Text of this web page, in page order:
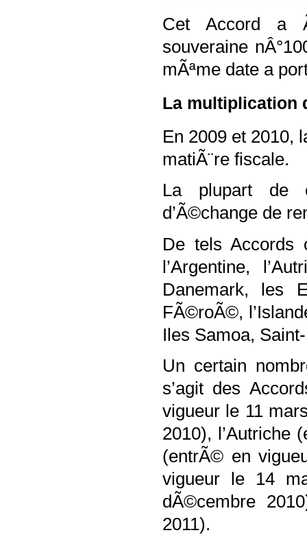
Cet Accord a
souveraine
mÃªme date a
La multiplication
En 2009 et 2010,
matiÃ¨re fiscale.
La plupart de
d’Ã©change de
De tels Accords
l’Argentine,
Danemark, les
FÃ©roÃ©,
Iles Samoa,
Un certain
s’agit des
vigueur le 11
2010), l’Autriche
(entrÃ© en
vigueur le 14
dÃ©cembre
2011).